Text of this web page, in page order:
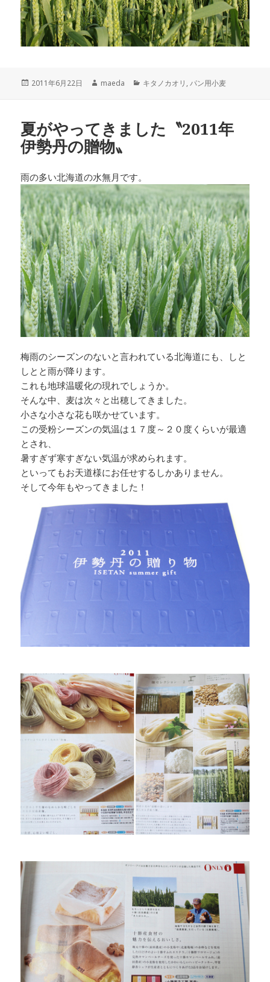
投
2011年6月22日
作
maeda
カ
キタノカオリ ,パン用小麦
夏がやってきました〝2011年
伊勢丹の贈物〟
雨の多い北海道の水無月です。
梅雨のシーズンのないと言われている北海道にも、しと
しとと雨が降ります。
これも地球温暖化の現れでしょうか。
そんな中、麦は次々と出穂してきました。
小さな小さな花も咲かせています。
この受粉シーズンの気温は１７度～２０度くらいが最適
とされ、
暑すぎず寒すぎない気温が求められます。
といってもお天道様にお任せするしかありません。
そして今年もやってきました！